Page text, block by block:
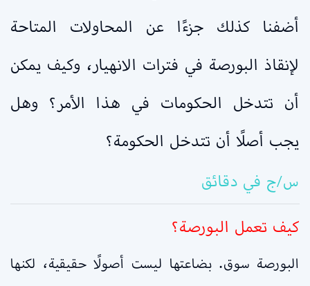
أضفنا كذلك جزءًا عن المحاولات المتاحة
لإنقاذ البورصة في فترات الانهيار، وكيف يمكن
أن تتدخل الحكومات في هذا الأمر؟ وهل
يجب أصلًا أن تتدخل الحكومة؟
س/ج في دقائق
كيف تعمل البورصة؟
البورصة سوق. بضاعتها ليست أصولًا حقيقية، لكنها